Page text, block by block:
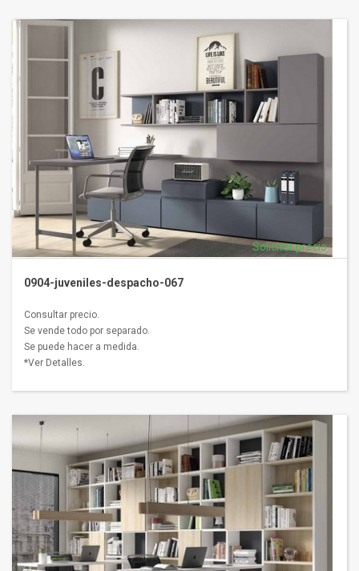
0904-juveniles-despacho-067
Solicitar precio
Consultar precio.
Se vende todo por separado.
Se puede hacer a medida.
*Ver Detalles.